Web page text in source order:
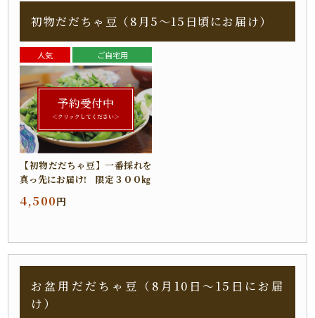
初物だだちゃ豆（8月5～15日頃にお届け）
人気 ご自宅用
予約受付中
＜クリックしてください＞
【初物だだちゃ豆】一番採れを
真っ先にお届け! 限定３００㎏
4,500円
お盆用だだちゃ豆（8月10日～15日にお届
け）